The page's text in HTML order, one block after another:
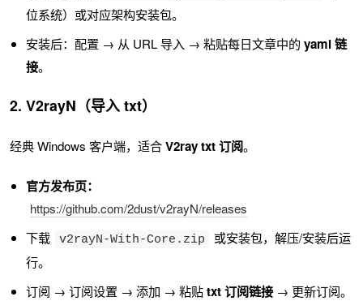
位系统）或对应架构安装包。
安装后：配置 → 从 URL 导入 → 粘贴每日文章中的 yaml 链
接。
2. V2rayN（导入 txt）
经典 Windows 客户端，适合V2ray txt 订阅。
官方发布页：
https://github.com/2dust/v2rayN/releases
下载
v2rayN-With-Core.zip
或安装包，解压/安装后运
行。
订阅 → 订阅设置 → 添加 → 粘贴txt 订阅链接→ 更新订阅。